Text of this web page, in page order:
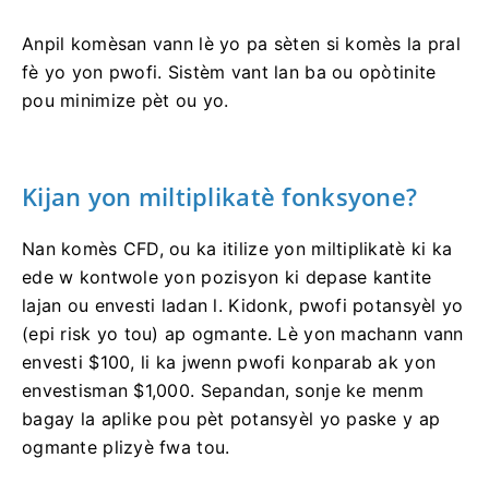
Anpil komèsan vann lè yo pa sèten si komès la pral
fè yo yon pwofi. Sistèm vant lan ba ou opòtinite
pou minimize pèt ou yo.
Kijan yon miltiplikatè fonksyone?
Nan komès CFD, ou ka itilize yon miltiplikatè ki ka
ede w kontwole yon pozisyon ki depase kantite
lajan ou envesti ladan l. Kidonk, pwofi potansyèl yo
(epi risk yo tou) ap ogmante. Lè yon machann vann
envesti $100, li ka jwenn pwofi konparab ak yon
envestisman $1,000. Sepandan, sonje ke menm
bagay la aplike pou pèt potansyèl yo paske y ap
ogmante plizyè fwa tou.